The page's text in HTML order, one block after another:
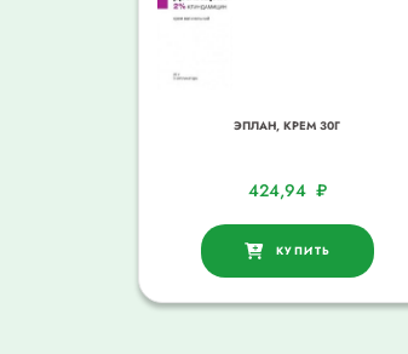
ЭПЛАН, КРЕМ 30Г
424,94 ₽
КУПИТЬ